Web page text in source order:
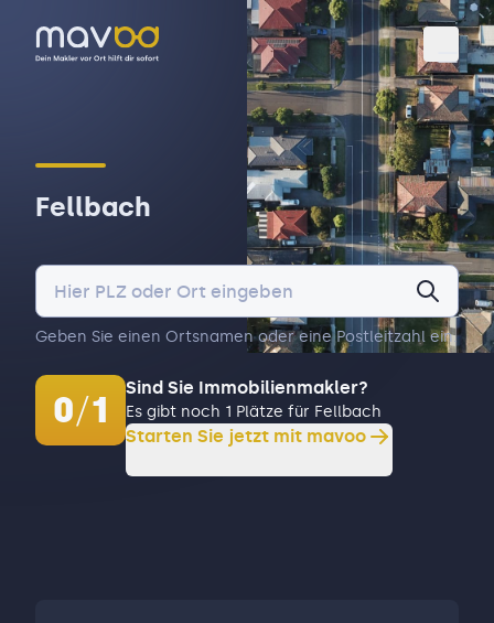
Fellbach
Geben Sie einen Ortsnamen oder eine Postleitzahl ein.
0/1
Sind Sie Immobilienmakler?
Es gibt noch 1 Plätze für Fellbach
Starten Sie jetzt mit mavoo